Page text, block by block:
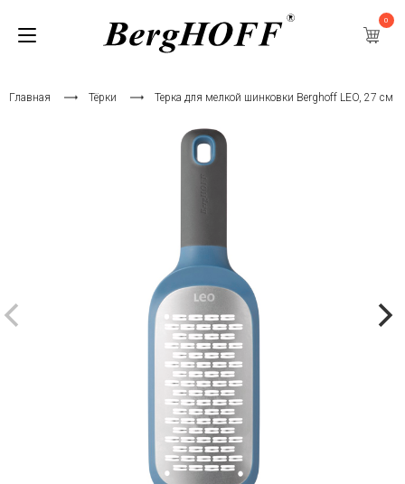
0
Главная Тёрки Терка для мелкой шинковки Berghoff LEO, 27 см